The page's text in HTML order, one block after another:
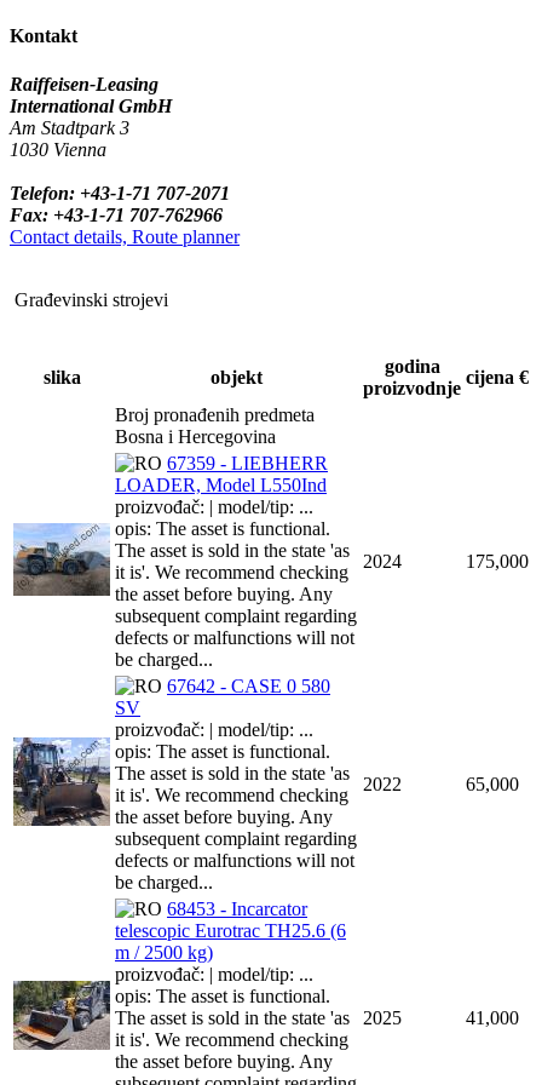
Kontakt
Raiffeisen-Leasing
International GmbH
Am Stadtpark 3
1030 Vienna
Telefon: +43-1-71 707-2071
Fax: +43-1-71 707-762966
Contact details, Route planner
Građevinski strojevi
slika objekt
godina
proizvodnje
cijena €
Broj pronađenih predmeta
Bosna i Hercegovina
67359 - LIEBHERR
LOADER, Model L550Ind
proizvođač: | model/tip: ...
opis: The asset is functional.
The asset is sold in the state 'as
it is'. We recommend checking
the asset before buying. Any
subsequent complaint regarding
defects or malfunctions will not
be charged...
2024 175,000
67642 - CASE 0 580
SV
proizvođač: | model/tip: ...
opis: The asset is functional.
The asset is sold in the state 'as
it is'. We recommend checking
the asset before buying. Any
subsequent complaint regarding
defects or malfunctions will not
be charged...
2022 65,000
68453 - Incarcator
telescopic Eurotrac TH25.6 (6
m / 2500 kg)
proizvođač: | model/tip: ...
opis: The asset is functional.
The asset is sold in the state 'as
it is'. We recommend checking
the asset before buying. Any
2025 41,000